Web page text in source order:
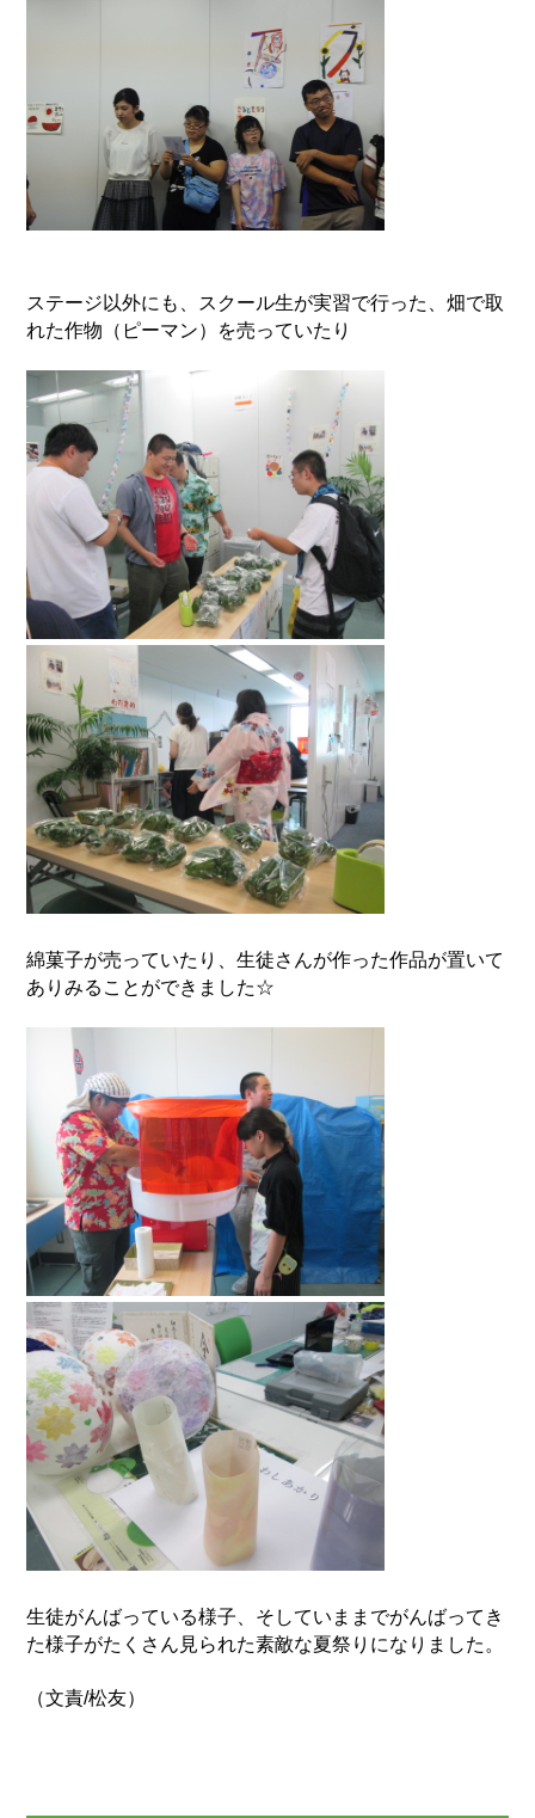
ステージ以外にも、スクール生が実習で行った、畑で取
れた作物（ピーマン）を売っていたり
綿菓子が売っていたり、生徒さんが作った作品が置いて
ありみることができました☆
生徒がんばっている様子、そしていままでがんばってき
た様子がたくさん見られた素敵な夏祭りになりました。
（文責/松友）